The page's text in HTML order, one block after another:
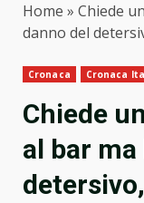
Home » Chiede
danno del
Cronaca Cronaca
Chiede
al bar